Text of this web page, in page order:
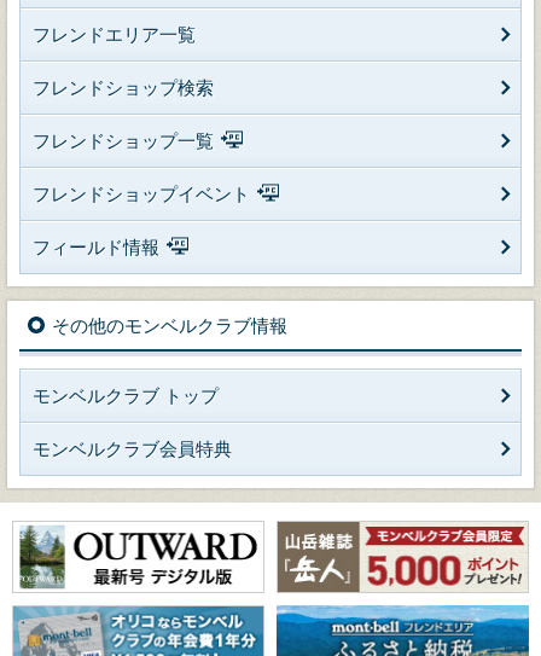
フレンドエリア一覧
フレンドショップ検索
フレンドショップ一覧
フレンドショップイベント
フィールド情報
その他のモンベルクラブ情報
モンベルクラブ トップ
モンベルクラブ会員特典